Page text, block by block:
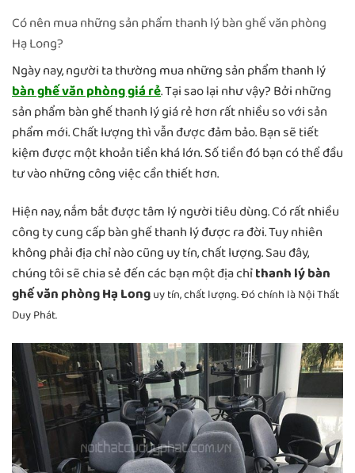
Có nên mua những sản phẩm thanh lý bàn ghế văn phòng
Hạ Long?
Ngày nay, người ta thường mua những sản phẩm thanh lý
bàn ghế văn phòng giá rẻ. Tại sao lại như vậy? Bởi những
sản phẩm bàn ghế thanh lý giá rẻ hơn rất nhiều so với sản
phẩm mới. Chất lượng thì vẫn được đảm bảo. Bạn sẽ tiết
kiệm được một khoản tiền khá lớn. Số tiền đó bạn có thể đầu
tư vào những công việc cần thiết hơn.
Hiện nay, nắm bắt được tâm lý người tiêu dùng. Có rất nhiều
công ty cung cấp bàn ghế thanh lý được ra đời. Tuy nhiên
không phải địa chỉ nào cũng uy tín, chất lượng. Sau đây,
chúng tôi sẽ chia sẻ đến các bạn một địa chỉthanh lý bàn
ghế văn phòng Hạ Longuy tín, chất lượng. Đó chính là Nội Thất
Duy Phát.